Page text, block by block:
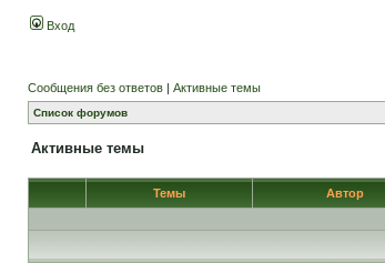
Вход
Сообщения без ответов | Активные темы
Список форумов
Активные темы
Темы Автор